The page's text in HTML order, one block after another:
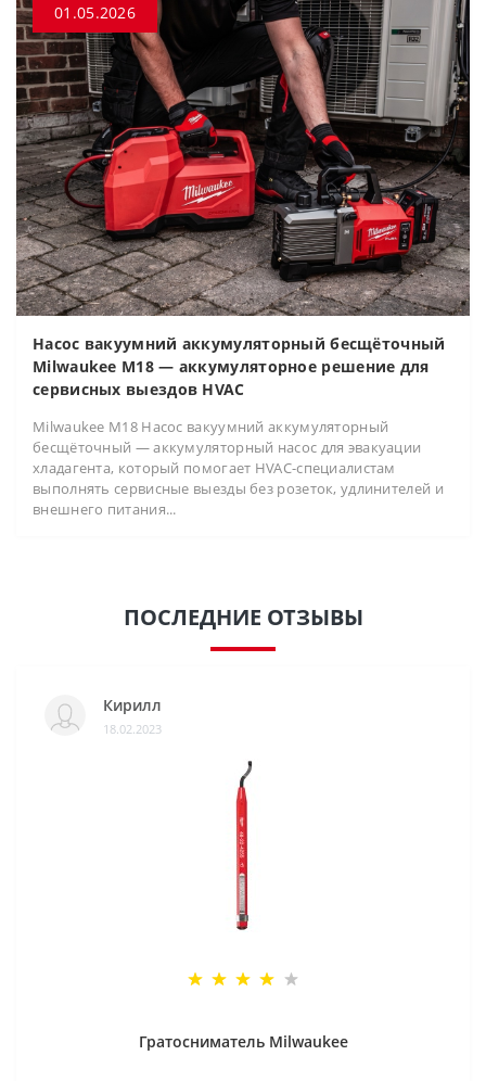
01.05.2026
Насос вакуумний аккумуляторный бесщёточный
Milwaukee M18 — аккумуляторное решение для
сервисных выездов HVAC
Milwaukee M18 Насос вакуумний аккумуляторный
бесщёточный — аккумуляторный насос для эвакуации
хладагента, который помогает HVAC-специалистам
выполнять сервисные выезды без розеток, удлинителей и
внешнего питания...
ПОСЛЕДНИЕ ОТЗЫВЫ
Кирилл
18.02.2023
Гратосниматель Milwaukee